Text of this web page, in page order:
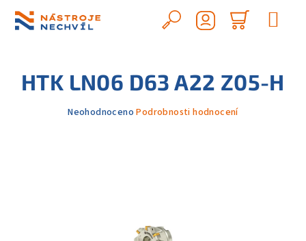
obsah
Hledat
košík
HTK LN06 D63 A22 Z05-H
Průměrné
Neohodnoceno Podrobnosti hodnocení